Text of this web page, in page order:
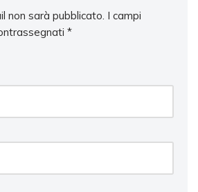
non sarà pubblicato. I campi
*